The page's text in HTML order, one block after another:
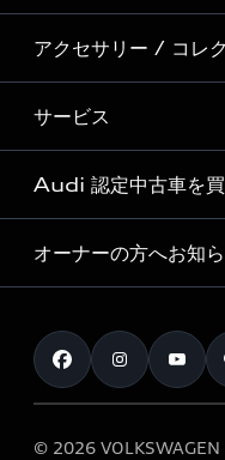
Audi Sport
Formula 1®
デジタルサービス
新車在庫検索
試乗車・展示車検索
見積り依頼
試乗予約
モデル一覧
特別仕様モデル / 限定モ
e-tronラインアップ
価格シミュレーション
車両比較
カタログ一覧
アクセサリー / コレ
純正アクセサリー
オンラインショップ
Audi collection
アウディナビアプリ
サービス
サービス入庫予約
サービスプログラム
メンテナンス
車検 / 定期点検
e-tronアフターサポート
Audi 認定中古車を買
Audi認定中古車
クオリティ
保証
メンテナンス
オーナーの方へお知
お知らせ
オーナー様向けキャンペ
© 2026